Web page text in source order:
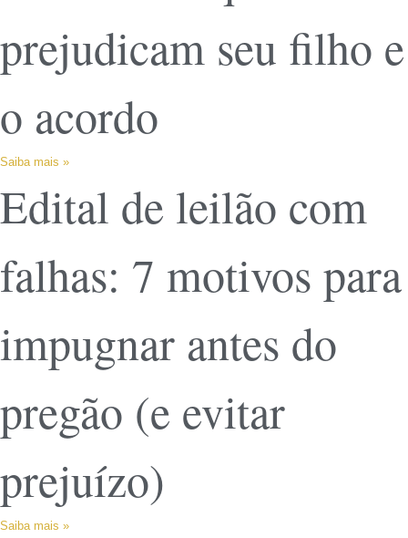
prejudicam seu filho e
o acordo
Saiba mais »
Edital de leilão com
falhas: 7 motivos para
impugnar antes do
pregão (e evitar
prejuízo)
Saiba mais »